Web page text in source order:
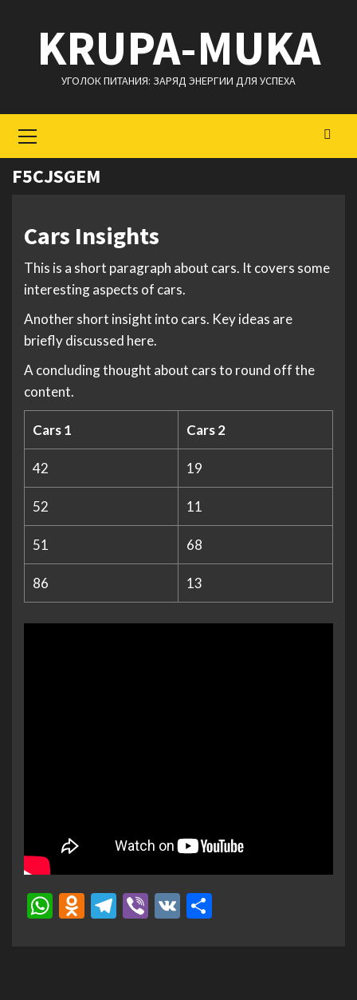
содержимому
KRUPA-MUKA
УГОЛОК ПИТАНИЯ: ЗАРЯД ЭНЕРГИИ ДЛЯ УСПЕХА
меню
F5CJSGEM
Cars Insights
This is a short paragraph about cars. It covers some
interesting aspects of cars.
Another short insight into cars. Key ideas are
briefly discussed here.
A concluding thought about cars to round off the
content.
Cars 1 Cars 2
42 19
52 11
51 68
86 13
WhatsApp
Odnoklassniki
Telegram
Viber
VK